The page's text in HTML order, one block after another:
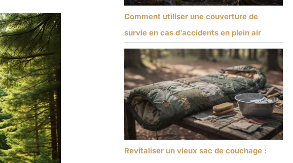
Comment utiliser une couverture de
survie en cas d’accidents en plein air
Revitaliser un vieux sac de couchage :